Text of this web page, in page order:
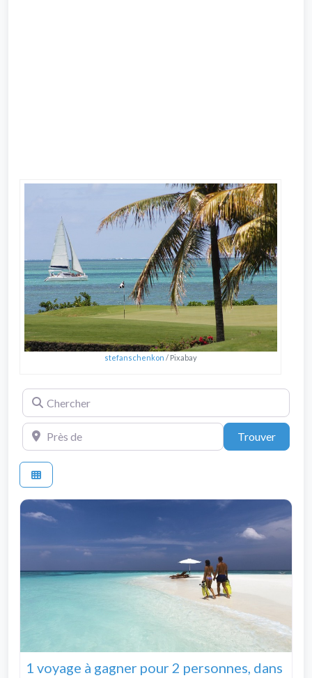
stefanschenkon / Pixabay
Chercher
Près de
Trouver
1 voyage à gagner pour 2 personnes, dans